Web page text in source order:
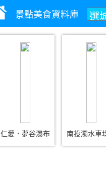
景點美食資料庫
仁愛．夢谷瀑布 南投濁水車